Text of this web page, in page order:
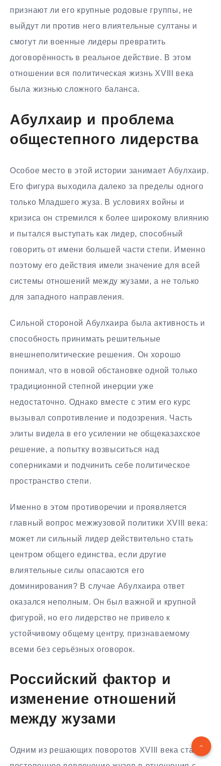
признают ли его крупные родовые группы, не
выйдут ли против него влиятельные султаны и
смогут ли военные лидеры превратить
договорённость в реальное действие. В этом
отношении вся политическая жизнь XVIII века
была жизнью сложного баланса.
Абулхаир и проблема
общестепного лидерства
Особое место в этой истории занимает Абулхаир.
Его фигура выходила далеко за пределы одного
только Младшего жуза. В условиях войны и
кризиса он стремился к более широкому влиянию
и пытался выступать как лидер, способный
говорить от имени большей части степи. Именно
поэтому его действия имели значение для всей
системы отношений между жузами, а не только
для западного направления.
Сильной стороной Абулхаира была активность и
способность принимать решительные
внешнеполитические решения. Он хорошо
понимал, что в новой обстановке одной только
традиционной степной инерции уже
недостаточно. Однако вместе с этим его курс
вызывал сопротивление и подозрения. Часть
элиты видела в его усилении не общеказахское
решение, а попытку возвыситься над
соперниками и подчинить себе политическое
пространство степи.
Именно в этом противоречии и проявляется
главный вопрос межжузовой политики XVIII века:
может ли сильный лидер действительно стать
центром общего единства, если другие
влиятельные силы опасаются его
доминирования? В случае Абулхаира ответ
оказался неполным. Он был важной и крупной
фигурой, но его лидерство не привело к
устойчивому общему центру, признаваемому
всеми без серьёзных оговорок.
Российский фактор и
изменение отношений
между жузами
Одним из решающих поворотов XVIII века стало